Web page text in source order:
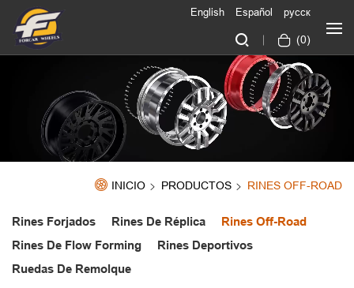
(0)
English Español русск
INICIO PRODUCTOS RINES OFF-ROAD
Rines Forjados Rines De Réplica
Rines Off-Road
Rines De Flow Forming
Rines Deportivos
Ruedas De Remolque